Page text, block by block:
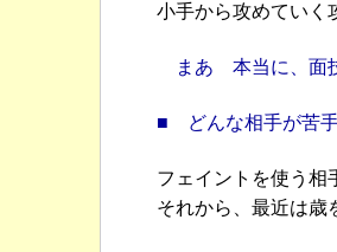
小手から攻めていく
まあ 本当に、面
■ どんな相手が苦手
フェイントを使う相
それから、最近は歳